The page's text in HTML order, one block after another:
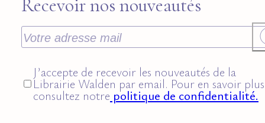
Recevoir nos nouveautés
J’accepte de recevoir les nouveautés de la
Librairie Walden par email. Pour en savoir
consultez notre politique de confidentialité.